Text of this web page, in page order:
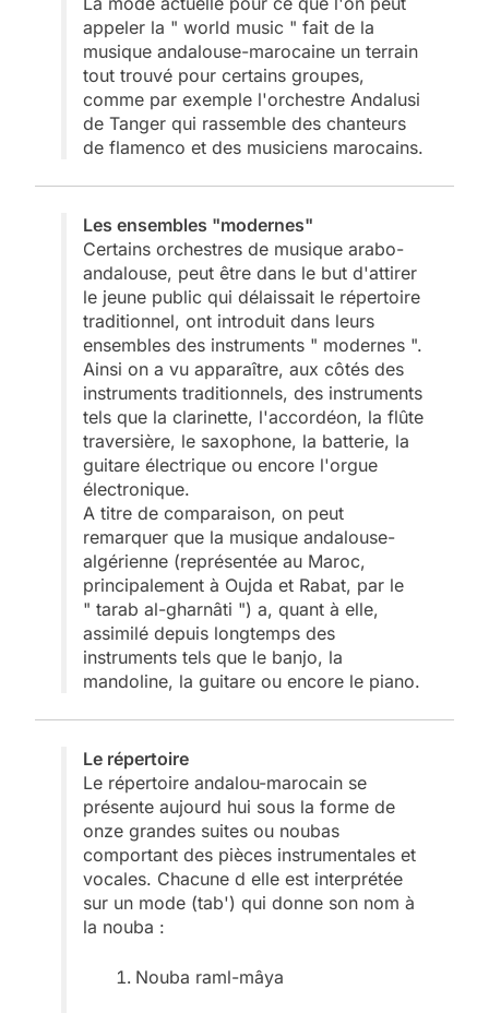
appeler la " world music " fait de la
musique andalouse-marocaine un terrain
tout trouvé pour certains groupes,
comme par exemple l'orchestre Andalusi
de Tanger qui rassemble des chanteurs
de flamenco et des musiciens marocains.
Les ensembles "modernes"
Certains orchestres de musique arabo-
andalouse, peut être dans le but d'attirer
le jeune public qui délaissait le répertoire
traditionnel, ont introduit dans leurs
ensembles des instruments " modernes ".
Ainsi on a vu apparaître, aux côtés des
instruments traditionnels, des instruments
tels que la clarinette, l'accordéon, la flûte
traversière, le saxophone, la batterie, la
guitare électrique ou encore l'orgue
électronique.
A titre de comparaison, on peut
remarquer que la musique andalouse-
algérienne (représentée au Maroc,
principalement à Oujda et Rabat, par le
" tarab al-gharnâti ") a, quant à elle,
assimilé depuis longtemps des
instruments tels que le banjo, la
mandoline, la guitare ou encore le piano.
Le répertoire
Le répertoire andalou-marocain se
présente aujourd hui sous la forme de
onze grandes suites ou noubas
comportant des pièces instrumentales et
vocales. Chacune d elle est interprétée
sur un mode (tab') qui donne son nom à
la nouba :
Nouba raml-mâya